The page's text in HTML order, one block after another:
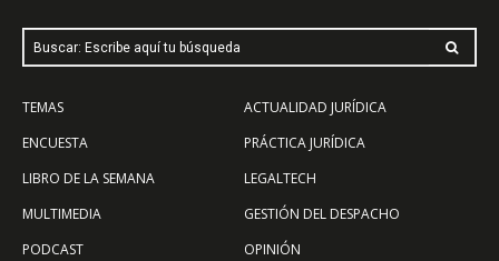
Buscar: Escribe aquí tu búsqueda
TEMAS
ENCUESTA
LIBRO DE LA SEMANA
MULTIMEDIA
PODCAST
ACTUALIDAD JURÍDICA
PRÁCTICA JURÍDICA
LEGALTECH
GESTIÓN DEL DESPACHO
OPINIÓN